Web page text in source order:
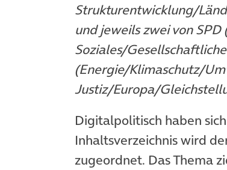
Strukturentwicklung/
und jeweils zwei von
Soziales/
(Energie/Klimaschutz/
Justiz/Europa/
Digitalpolitisch haben
Inhaltsverzeichnis wird
zugeordnet. Das Thema